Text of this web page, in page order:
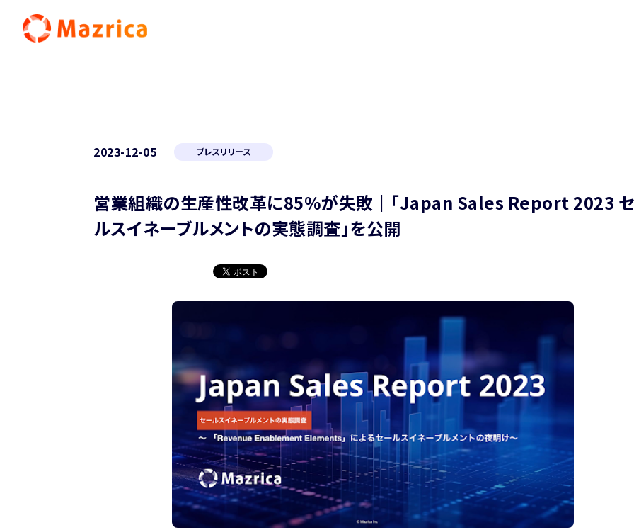
2023-12-05 プレスリリース
営業組織の生産性改革に85%が失敗｜「Japan Sales Report 2023
ルスイネーブルメントの実態調査」を公開